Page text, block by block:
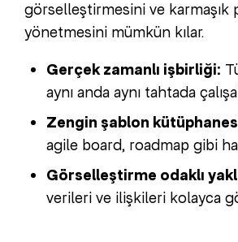
görselleştirmesini ve karmaşık
yönetmesini mümkün kılar.
Gerçek zamanlı işbirliği:
aynı anda aynı tahtada
Zengin şablon
agile board, roadmap gibi
Görselleştirme odaklı
verileri ve ilişkileri kolayca